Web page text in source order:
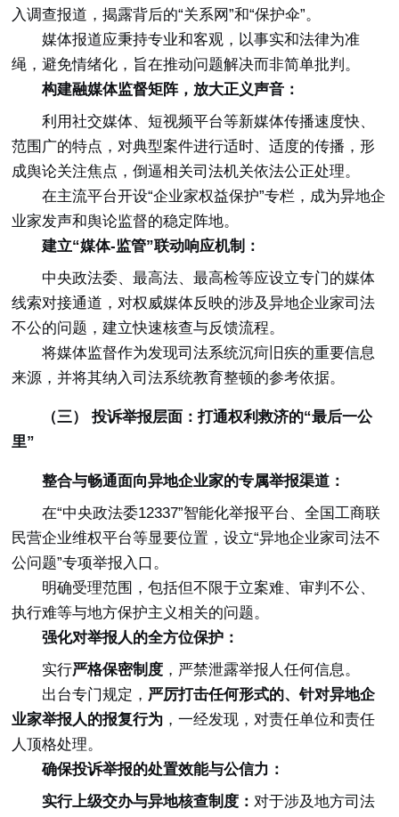
入调查报道，揭露背后的“关系网”和“保护伞”。
媒体报道应秉持专业和客观，以事实和法律为准
绳，避免情绪化，旨在推动问题解决而非简单批判。
构建融媒体监督矩阵，放大正义声音：
利用社交媒体、短视频平台等新媒体传播速度快、
范围广的特点，对典型案件进行适时、适度的传播，形
成舆论关注焦点，倒逼相关司法机关依法公正处理。
在主流平台开设“企业家权益保护”专栏，成为异地企
业家发声和舆论监督的稳定阵地。
建立“媒体-监管”联动响应机制：
中央政法委、最高法、最高检等应设立专门的媒体
线索对接通道，对权威媒体反映的涉及异地企业家司法
不公的问题，建立快速核查与反馈流程。
将媒体监督作为发现司法系统沉疴旧疾的重要信息
来源，并将其纳入司法系统教育整顿的参考依据。
（三） 投诉举报层面：打通权利救济的“最后一公
里”
整合与畅通面向异地企业家的专属举报渠道：
在“中央政法委12337”智能化举报平台、全国工商联
民营企业维权平台等显要位置，设立“异地企业家司法不
公问题”专项举报入口。
明确受理范围，包括但不限于立案难、审判不公、
执行难等与地方保护主义相关的问题。
强化对举报人的全方位保护：
实行严格保密制度 ，严禁泄露举报人任何信息。
出台专门规定， 严厉打击任何形式的、针对异地企
业家举报人的报复行为 ，一经发现，对责任单位和责任
人顶格处理。
确保投诉举报的处置效能与公信力：
实行上级交办与异地核查制度：对于涉及地方司法